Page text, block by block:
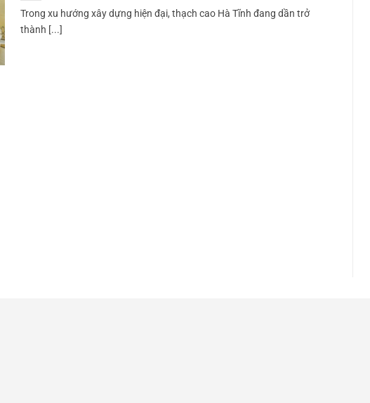
Trong xu hướng xây dựng hiện đại, thạch cao Hà Tĩnh đang dần trở
thành [...]